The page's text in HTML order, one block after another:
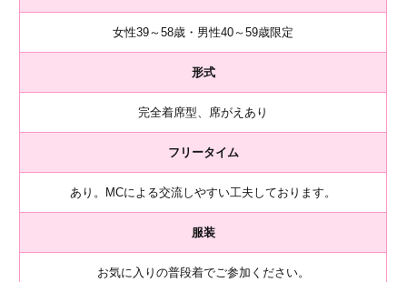
女性39～58歳・男性40～59歳限定
形式
完全着席型、席がえあり
フリータイム
あり。MCによる交流しやすい工夫しております。
服装
お気に入りの普段着でご参加ください。